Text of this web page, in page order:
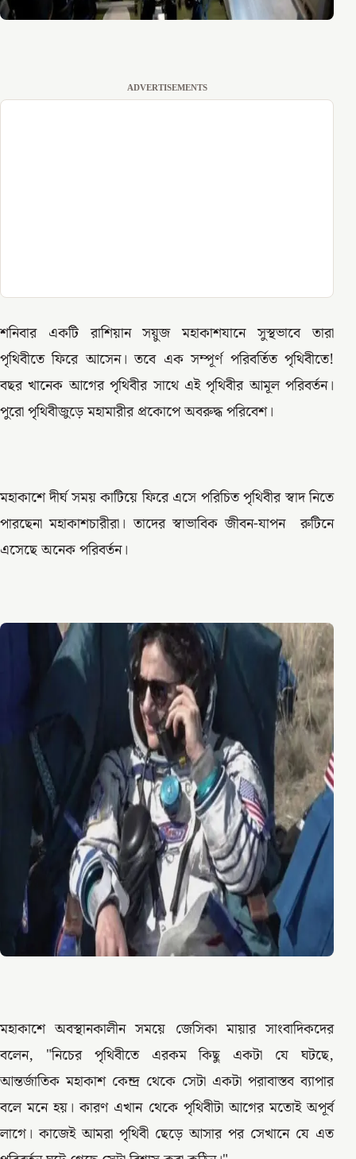
ADVERTISEMENTS
শনিবার একটি রাশিয়ান সয়ুজ মহাকাশযানে সুস্থভাবে তারা
পৃথিবীতে ফিরে আসেন। তবে এক সম্পূর্ণ পরিবর্তিত পৃথিবীতে!
বছর খানেক আগের পৃথিবীর সাথে এই পৃথিবীর আমূল পরিবর্তন।
পুরো পৃথিবীজুড়ে মহামারীর প্রকোপে অবরুদ্ধ পরিবেশ।
মহাকাশে দীর্ঘ সময় কাটিয়ে ফিরে এসে পরিচিত পৃথিবীর স্বাদ নিতে
পারছেনা মহাকাশচারীরা। তাদের স্বাভাবিক জীবন-যাপন রুটিনে
এসেছে অনেক পরিবর্তন।
মহাকাশে অবস্থানকালীন সময়ে জেসিকা মায়ার সাংবাদিকদের
বলেন, "নিচের পৃথিবীতে এরকম কিছু একটা যে ঘটছে,
আন্তর্জাতিক মহাকাশ কেন্দ্র থেকে সেটা একটা পরাবাস্তব ব্যাপার
বলে মনে হয়। কারণ এখান থেকে পৃথিবীটা আগের মতোই অপূর্ব
লাগে। কাজেই আমরা পৃথিবী ছেড়ে আসার পর সেখানে যে এত